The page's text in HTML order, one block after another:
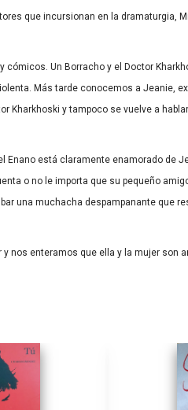
que incursionan en la dramaturgia,
Un Borracho y el Doctor
Más tarde conocemos a Jeanie, ex
Kharkhoski y tampoco se vuelve a
Enano está claramente enamorado de
o no le importa que su pequeño
una muchacha despampanante que
nos enteramos que ella y la mujer son